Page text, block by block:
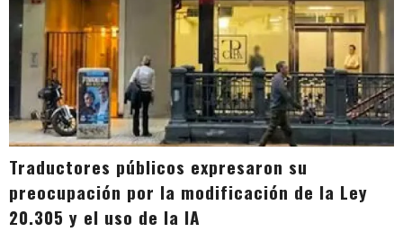
Traductores públicos expresaron su
preocupación por la modificación de la Ley
20.305 y el uso de la IA